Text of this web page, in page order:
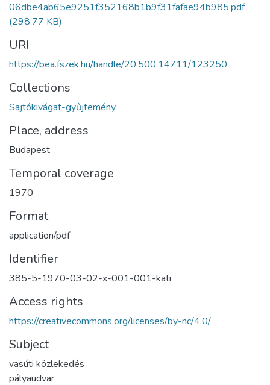
06dbe4ab65e9251f352168b1b9f31fafae94b985.pdf
(298.77 KB)
URI
https://bea.fszek.hu/handle/20.500.14711/123250
Collections
Sajtókivágat-gyűjtemény
Place, address
Budapest
Temporal coverage
1970
Format
application/pdf
Identifier
385-5-1970-03-02-x-001-001-kati
Access rights
https://creativecommons.org/licenses/by-nc/4.0/
Subject
vasúti közlekedés
pályaudvar